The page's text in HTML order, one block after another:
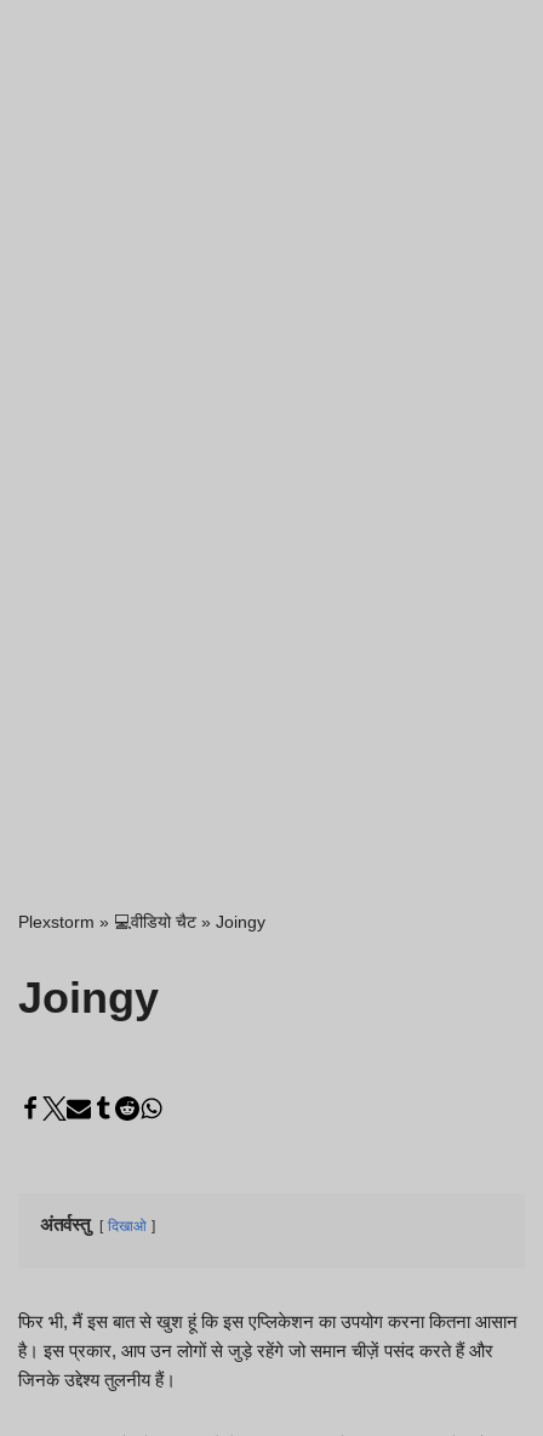
Plexstorm » 💻वीडियो चैट » Joingy
Joingy
अंतर्वस्तु दिखाओ
फिर भी, मैं इस बात से खुश हूं कि इस एप्लिकेशन का उपयोग करना कितना आसान
है। इस प्रकार, आप उन लोगों से जुड़े रहेंगे जो समान चीज़ें पसंद करते हैं और
जिनके उद्देश्य तुलनीय हैं।